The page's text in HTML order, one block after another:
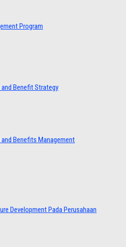
Program
Benefit Strategy
Benefits Management
Development Pada Perusahaan